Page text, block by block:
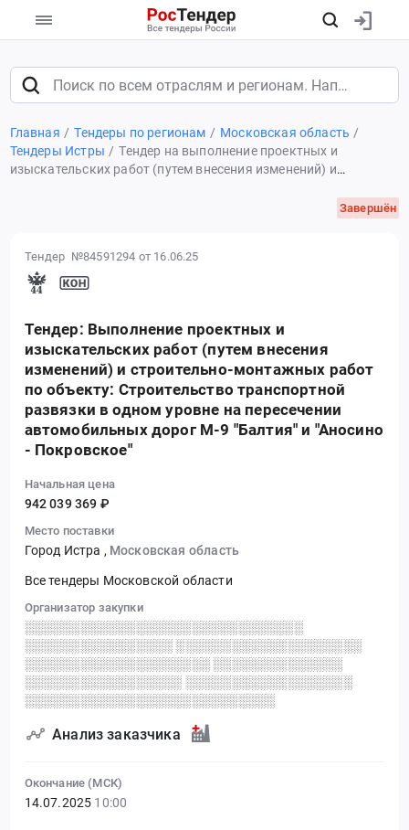
Главная Тендеры по регионам
Московская область
Тендеры Истры
Тендер на выполнение проектных и
изыскательских работ (путем внесения изменений) и
транспортной развязки в одном уровне на пересеченииЗавершён
Тендер №84591294 от 16.06.25
Тендер: Выполнение проектных и
изыскательских работ (путем внесения
изменений) и строительно-монтажных работ
по объекту: Строительство транспортной
развязки в одном уровне на пересечении
автомобильных дорог М-9 "Балтия" и "Аносино
- Покровское"
Начальная цена
942 039 369 ₽
Место поставки
Город Истра , Московская область
Все тендеры Московской области
Организатор закупки
░░░░░░░░░░░░░░░░░░░░░░░░░░░░░░
░░░░░░░░░░░░░░░░ ░░░░░░░░░░░░░░░░░░░░
░░░░░░░░░░░░░░░░░░░░ ░░░░░░░░░░░░░░
░░░░░░░░░░░░░░░░░ ░░░░░░░░░░░░░░░░░░
░░░░░░░░░░░░░░░░░░░░░░░░░░░
Анализ заказчика
Окончание (МСК)
14.07.2025 10:00